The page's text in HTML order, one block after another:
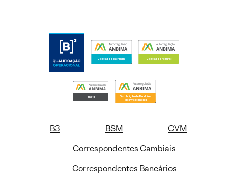
B3 BSM
CVM
Correspondentes Cambiais
Correspondentes Bancários